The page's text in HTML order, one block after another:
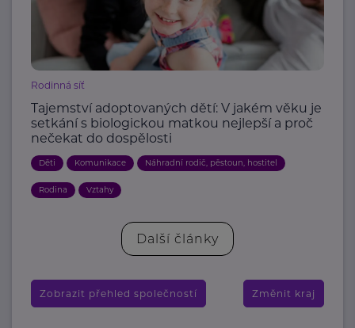
Rodinná síť
Tajemství adoptovaných dětí: V jakém věku je
setkání s biologickou matkou nejlepší a proč
nečekat do dospělosti
Děti Komunikace Náhradní rodič, pěstoun, hostitel
Rodina Vztahy
Další články
Zobrazit přehled společností Změnit kraj